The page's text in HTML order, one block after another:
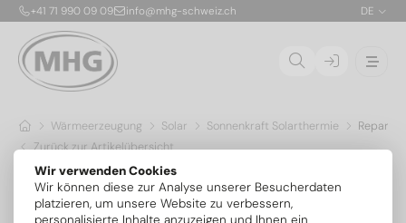
Wir verwenden Cookies
Wir können diese zur Analyse unserer Besucherdaten
platzieren, um unsere Website zu verbessern,
personalisierte Inhalte anzuzeigen und Ihnen ein
+41 71 990 09 09 info@mhg-schweiz.ch DE
Wärmeerzeugung Solar Sonnenkraft Solarthermie
Zurück zur Artikelübersicht